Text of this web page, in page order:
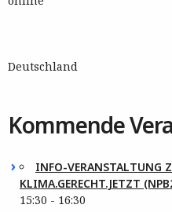
Deutschland
Kommende
INFO-VERANSTALTUNG
KLIMA.GERECHT.JETZT
15:30 - 16:30